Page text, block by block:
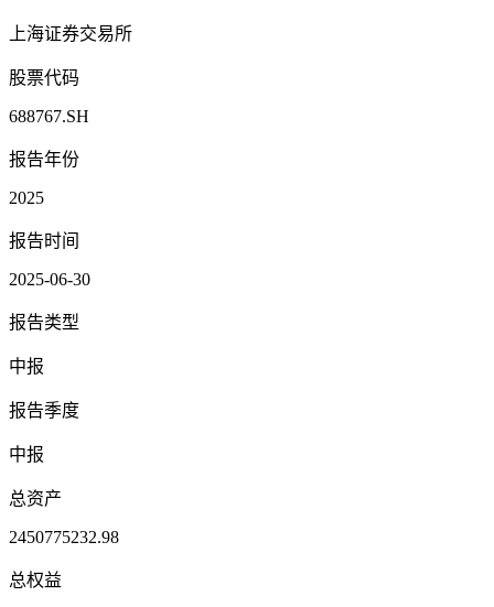
上海证券交易所
股票代码
688767.SH
报告年份
2025
报告时间
2025-06-30
报告类型
中报
报告季度
中报
总资产
2450775232.98
总权益